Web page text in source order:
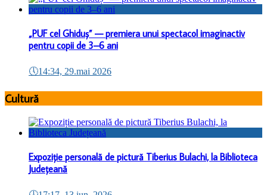
„PUF cel Ghiduș” — premiera unui spectacol imaginactiv
pentru copii de 3–6 ani
🕔14:34, 29.mai 2026
Cultură
Expoziție personală de pictură Tiberius Bulachi, la Biblioteca
Județeană